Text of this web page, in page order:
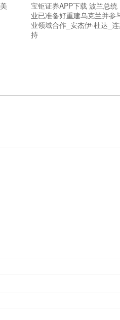
宝钜证券APP下载 波兰总统
业已准备好重建乌克兰并参
业领域合作_安杰伊·杜达_
持